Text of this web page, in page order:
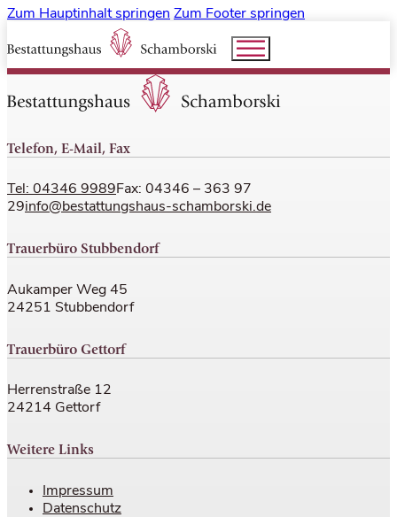
Zum Hauptinhalt springen Zum Footer springen
Telefon, E-Mail, Fax
Tel: 04346 9989Fax: 04346 – 363 97
29info@bestattungshaus-schamborski.de
Trauerbüro Stubbendorf
Aukamper Weg 45
24251 Stubbendorf
Trauerbüro Gettorf
Herrenstraße 12
24214 Gettorf
Weitere Links
Impressum
Datenschutz